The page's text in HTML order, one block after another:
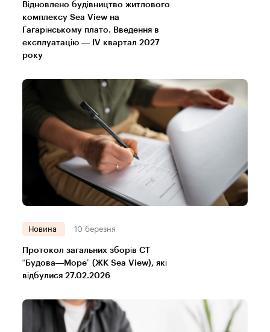
Відновлено будівництво житлового
комплексу Sea View на
Гагарінському плато. Введення в
експлуатацію — IV квартал 2027
року
Новина 10 березня
Протокол загальних зборів СТ
“Будова—Море” (ЖК Sea View), які
відбулися 27.02.2026